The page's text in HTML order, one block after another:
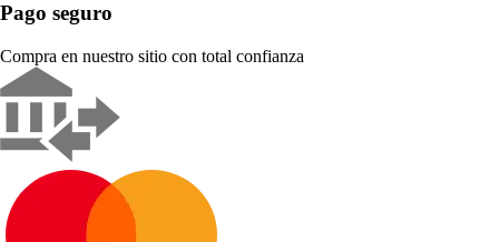
Pago seguro
Compra en nuestro sitio con total confianza